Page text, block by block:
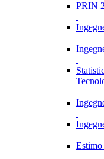
PRIN
Estimo